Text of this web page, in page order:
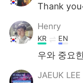
Thank
Henry
KR EN
우와 중요
JAEUK LEE